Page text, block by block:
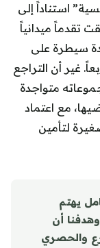
استناداً إلى
تقدماً ميدانياً
سيطرة على
غير أن التراجع
متواجدة
مع اعتماد
لتأمين
يهتم
أن
والحصري